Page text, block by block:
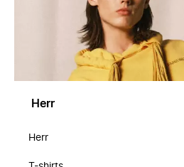
Herr
Herr